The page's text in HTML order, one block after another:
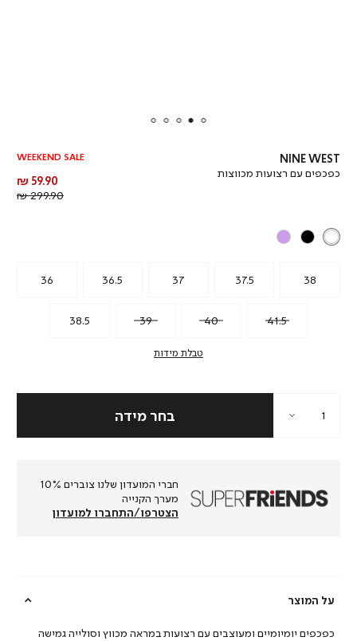
NINE WEST
כפכפים עם רצועות מכווצות
WEEKEND SALE
מחיר
מוצר
59.90 ₪
299.90 ₪
36 36.5 37 37.5 38
38.5 39 40 41.5
טבלת מידות
חברי המועדון שלנו צוברים 10%
מערך הקנייה
הצטרפו/התחברו למועדון
על המוצר
כפכפים יומיומיים ומעוצבים עם רצועות במראה מכווץ וסולייה גמישה